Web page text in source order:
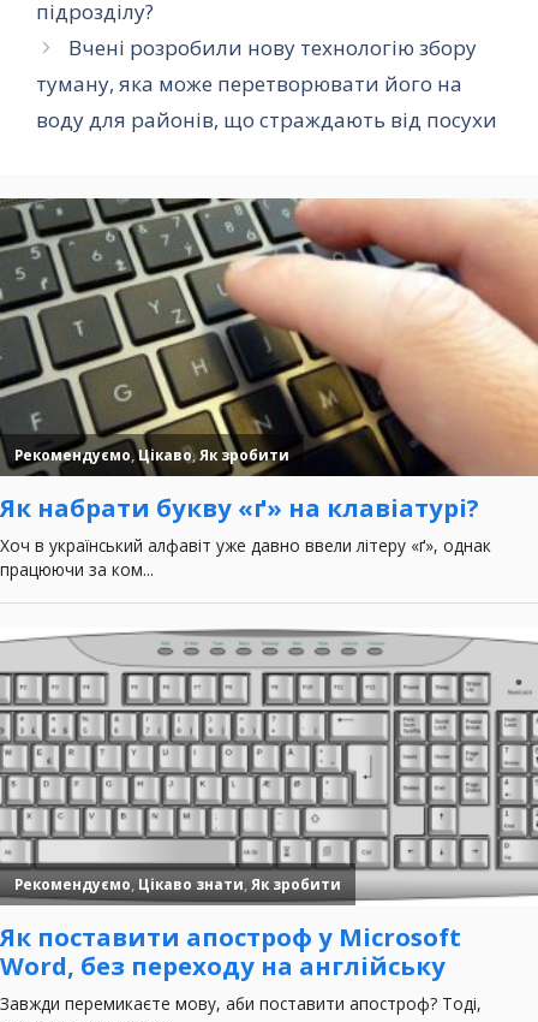
підрозділу?
Вчені розробили нову технологію збору
туману, яка може перетворювати його на
воду для районів, що страждають від посухи